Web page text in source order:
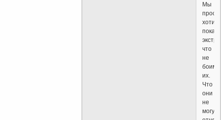
Мы
хотим
что
не
их.
Что
они
не
могут